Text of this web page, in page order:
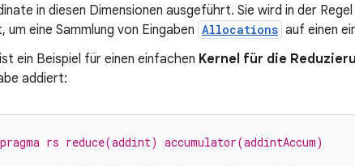
in diesen Dimensionen ausgeführt. Sie wird in der
um eine Sammlung von Eingaben Allocations auf einen
ein Beispiel für einen einfachen Kernel für die
addiert:
rs reduce(addint) accumulator(addintAccum)